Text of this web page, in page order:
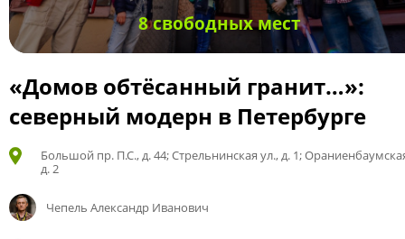
8 свободных мест
«Домов обтёсанный гранит…»:
северный модерн в Петербурге
Большой пр. П.С., д. 44; Стрельнинская ул., д. 1;
д. 2
Чепель Александр Иванович